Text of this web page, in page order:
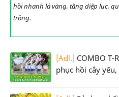
hồi nhanh lá vàng, tăng diệp lục,
trồng.
[Adl.] COMBO T-
phục hồi cây